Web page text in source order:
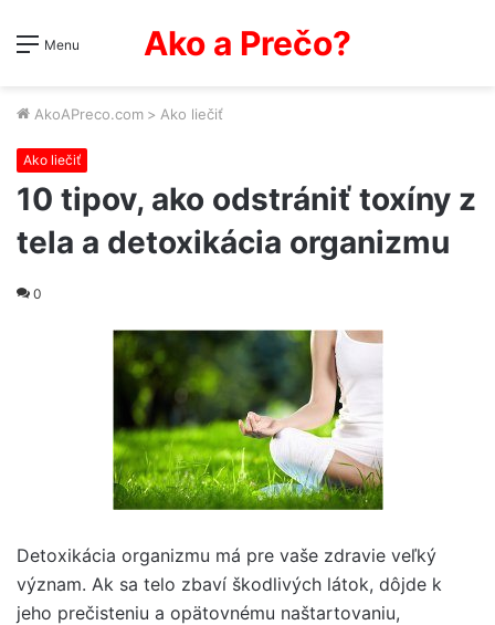
Menu Ako a Prečo?
AkoAPreco.com > Ako liečiť
Ako liečiť
10 tipov, ako odstrániť toxíny z
tela a detoxikácia organizmu
0
Detoxikácia organizmu má pre vaše zdravie veľký
význam. Ak sa telo zbaví škodlivých látok, dôjde k
jeho prečisteniu a opätovnému naštartovaniu,